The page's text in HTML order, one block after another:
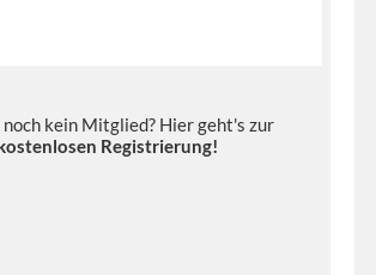
noch kein Mitglied? Hier geht's zur
Registrierung!